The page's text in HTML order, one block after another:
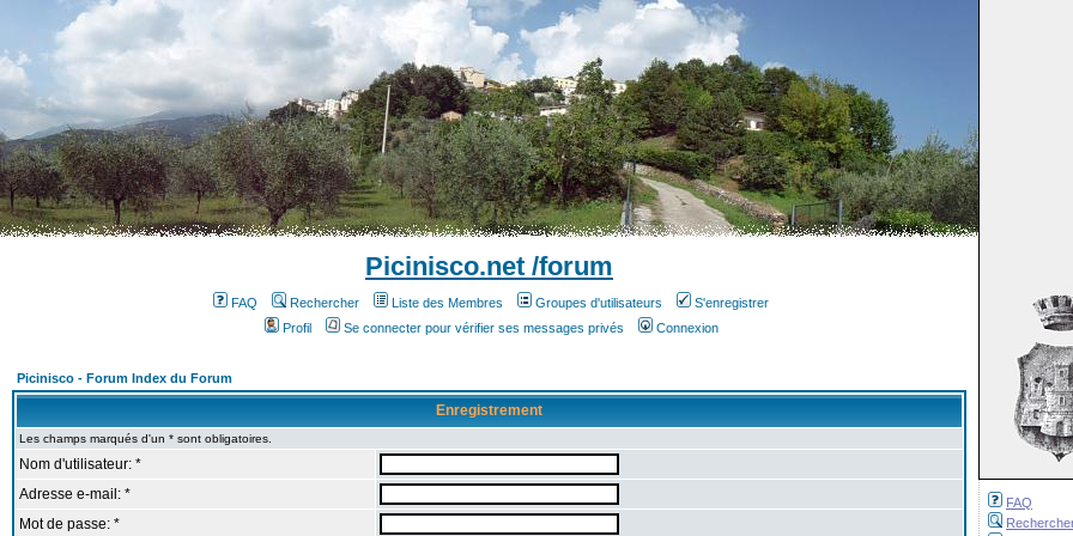
FAQ
Picinisco.net /forum
FAQ Rechercher Liste des Membres Groupes d'utilisateurs
S'enregistrer
Profil
Se connecter pour vérifier ses messages privés Connexion
Picinisco - Forum Index du Forum
Enregistrement
Les champs marqués d'un * sont obligatoires.
Nom d'utilisateur: *
Adresse e-mail: *
Mot de passe: *